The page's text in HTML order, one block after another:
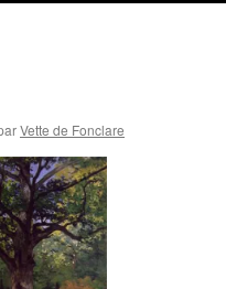
Vette de Fonclare